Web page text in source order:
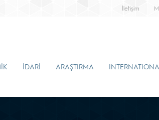
İletişim
İDARİ ARAŞTIRMA